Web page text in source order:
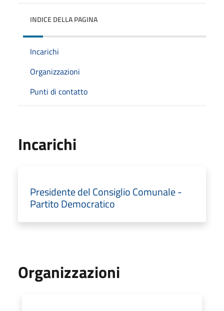
INDICE DELLA PAGINA
Incarichi
Organizzazioni
Punti di contatto
Incarichi
Presidente del Consiglio Comunale -
Partito Democratico
Organizzazioni